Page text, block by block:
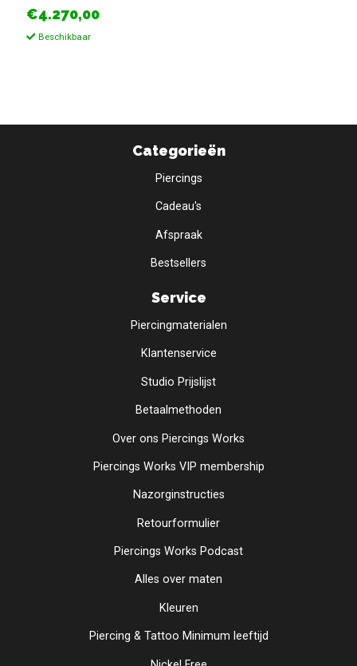
€4.270,00
Beschikbaar
Categorieën
Piercings
Cadeau's
Afspraak
Bestsellers
Service
Piercingmaterialen
Klantenservice
Studio Prijslijst
Betaalmethoden
Over ons Piercings Works
Piercings Works VIP membership
Nazorginstructies
Retourformulier
Piercings Works Podcast
Alles over maten
Kleuren
Piercing & Tattoo Minimum leeftijd